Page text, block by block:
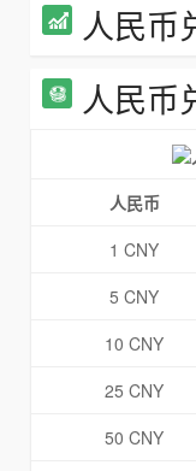
人民币
人民币
人民币
1 CNY
5 CNY
10 CNY
25 CNY
50 CNY